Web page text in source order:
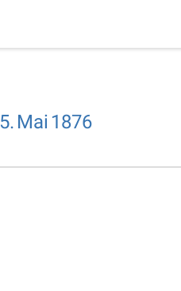
5. Mai 1876